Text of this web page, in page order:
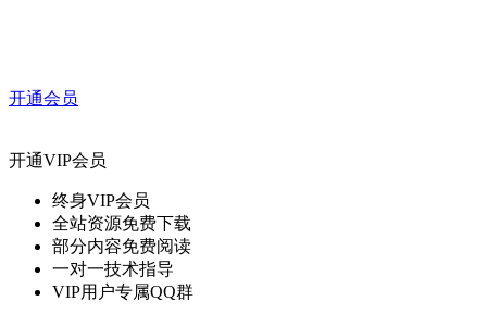
开通会员
开通VIP会员
终身VIP会员
全站资源免费下载
部分内容免费阅读
一对一技术指导
VIP用户专属QQ群